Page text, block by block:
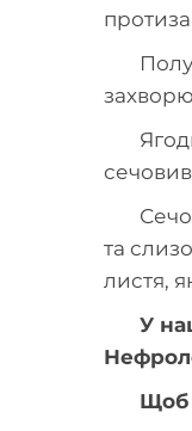
та
листя,
У
Щоб